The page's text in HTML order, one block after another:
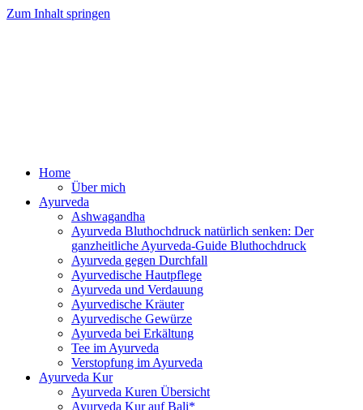
Zum Inhalt springen
Home
Über mich
Ayurveda
Ashwagandha
Ayurveda Bluthochdruck natürlich senken: Der
ganzheitliche Ayurveda-Guide Bluthochdruck
Ayurveda gegen Durchfall
Ayurvedische Hautpflege
Ayurveda und Verdauung
Ayurvedische Kräuter
Ayurvedische Gewürze
Ayurveda bei Erkältung
Tee im Ayurveda
Verstopfung im Ayurveda
Ayurveda Kur
Ayurveda Kuren Übersicht
Ayurveda Kur auf Bali*